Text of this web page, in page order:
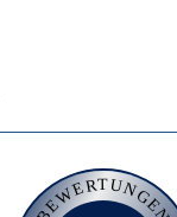
BEWERTUNGEN